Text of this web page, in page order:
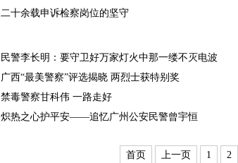
二十余载申诉检察岗位的坚守
民警李长明：要守卫好万家灯火中那一缕不灭电波
广西“最美警察”评选揭晓 两烈士获特别奖
禁毒警察甘科伟 一路走好
炽热之心护平安——追忆广州公安民警曾宇恒
首页 上一页 1 2